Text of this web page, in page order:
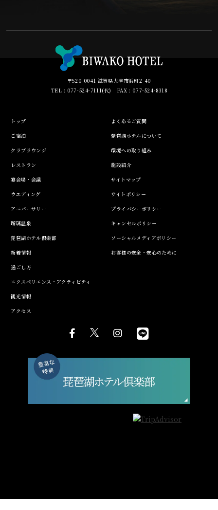
〒520-0041 滋賀県大津市浜町2-40
TEL : 077-524-7111(代) FAX : 077-524-8318
トップ
ご宿泊
クラブラウンジ
レストラン
宴会場・会議
ウエディング
アニバーサリー
瑠璃温泉
琵琶湖ホテル倶楽部
新着情報
過ごし方
エクスペリエンス・アクティビティ
観光情報
アクセス
よくあるご質問
琵琶湖ホテルについて
環境への取り組み
施設紹介
サイトマップ
サイトポリシー
プライバシーポリシー
キャンセルポリシー
ソーシャルメディアポリシー
お客様の安全・安心のために